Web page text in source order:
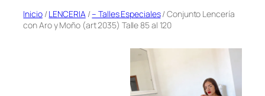
SaltarInicio/LENCERIA/– Talles Especiales/ Conjunto Lencería
con Aro y Moño (art 2035) Talle 85 al 120